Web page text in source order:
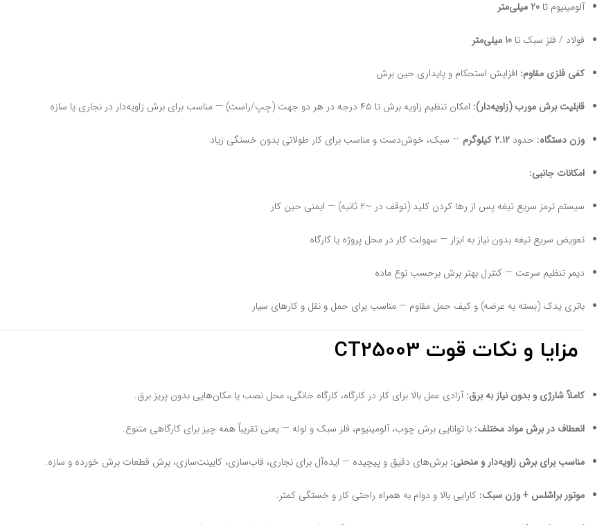
آلومینیوم تا 20 میلی‌متر
فولاد / فلز سبک تا 10 میلی‌متر
کفی فلزی مقاوم: افزایش استحکام و پایداری حین برش
قابلیت برش مورب (زاویه‌دار): امکان تنظیم زاویه برش تا ۴۵ درجه در هر دو جهت (چپ/راست) — مناسب برای برش زاویه‌دار در نجاری یا سازه
وزن دستگاه: حدود ۲.۱۲ کیلوگرم — سبک، خوش‌دست و مناسب برای کار طولانی بدون خستگی زیاد
امکانات جانبی:
سیستم ترمز سریع تیغه پس از رها کردن کلید (توقف در ~۲ ثانیه) — ایمنی حین کار
تعویض سریع تیغه بدون نیاز به ابزار — سهولت کار در محل پروژه یا کارگاه
دیمر تنظیم سرعت — کنترل بهتر برش برحسب نوع ماده
باتری یدک (بسته به عرضه) و کیف حمل مقاوم — مناسب برای حمل و نقل و کارهای سیار
مزایا و نکات قوت CT25003
کاملاً شارژی و بدون نیاز به برق:آزادی عمل بالا برای کار در کارگاه، کارگاه خانگی، محل نصب یا مکان‌هایی بدون پریز برق.
انعطاف در برش مواد مختلف: با توانایی برش چوب، آلومینیوم، فلز سبک و لوله — یعنی تقریباً همه چیز برای کارگاهی متنوع.
مناسب برای برش زاویه‌دار و منحنی: برش‌های دقیق و پیچیده — ایده‌آل برای نجاری، قاب‌سازی، کابینت‌سازی، برش قطعات برش خورده و سازه.
موتور براشلس + وزن سبک: کارایی بالا و دوام به همراه راحتی کار و خستگی کمتر.